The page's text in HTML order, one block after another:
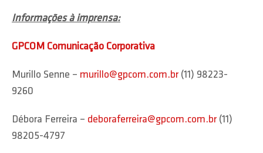
Informações à imprensa:
GPCOM Comunicação Corporativa
Murillo Senne – murillo@gpcom.com.br (11) 98223-
9260
Débora Ferreira – deboraferreira@gpcom.com.br (11)
98205-4797